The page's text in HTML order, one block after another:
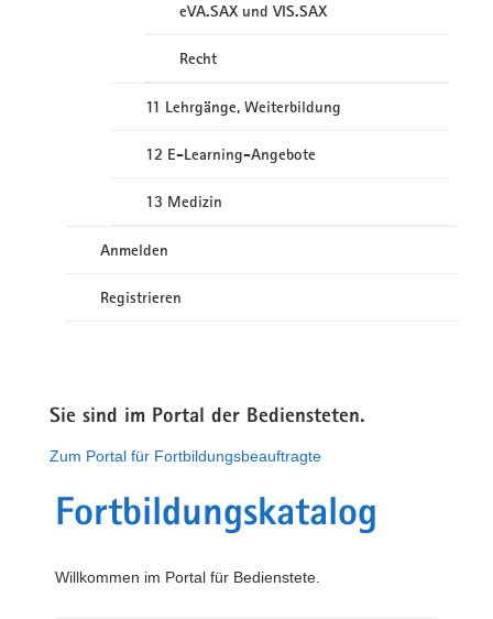
eVA.SAX und VIS.SAX
Recht
11 Lehrgänge, Weiterbildung
12 E-Learning-Angebote
13 Medizin
Anmelden
Registrieren
Sie sind im Portal der Bediensteten.
Zum Portal für Fortbildungsbeauftragte
Fortbildungskatalog
Willkommen im Portal für Bedienstete.